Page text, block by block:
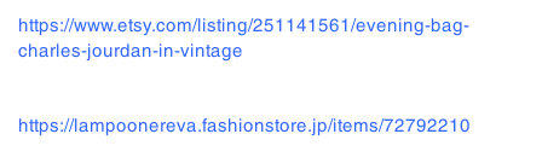
https://www.etsy.com/listing/251141561/evening-bag-
charles-jourdan-in-vintage
https://lampoonereva.fashionstore.jp/items/72792210